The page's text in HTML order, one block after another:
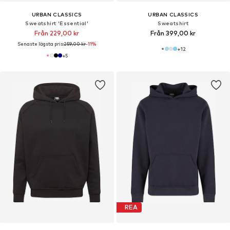
URBAN CLASSICS
Sweatshirt 'Essential'
Från 229,00 kr
Senaste lägsta pris:259,00 kr-11%
+5
URBAN CLASSICS
Sweatshirt
Från 399,00 kr
+12
REA